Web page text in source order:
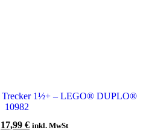
Trecker 1½+ – LEGO® DUPLO®
10982
Ursprünglicher
17,99 €Aktueller
inkl. MwSt